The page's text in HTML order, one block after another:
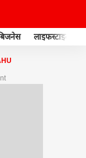
लाइफस्टाइल